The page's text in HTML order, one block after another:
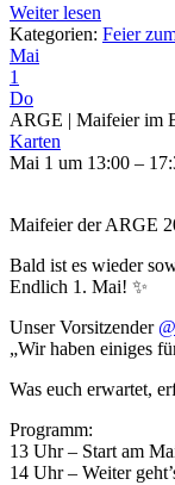
Weiter lesen
Kategorien: Feier
Mai
1
Do
ARGE | Maifeier im
Karten
Mai 1 um 13:00 –
Maifeier der ARGE
Bald ist es wieder
Endlich 1. Mai! ✨
Unser Vorsitzender
„Wir haben einiges
Was euch erwartet,
Programm:
13 Uhr – Start am
14 Uhr – Weiter